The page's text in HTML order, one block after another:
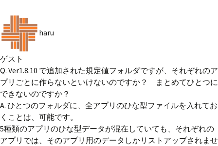
haru
ゲスト
Q. Ver1.8.10 で追加された規定値フォルダですが、それぞれのア
プリごとに作らないといけないのですか？ まとめてひとつに
できないのですか？
A. ひとつのフォルダに、全アプリのひな型ファイルを入れてお
くことは、可能です。
5種類のアプリのひな型データが混在していても、それぞれの
アプリでは、そのアプリ用のデータしかリストアップされませ